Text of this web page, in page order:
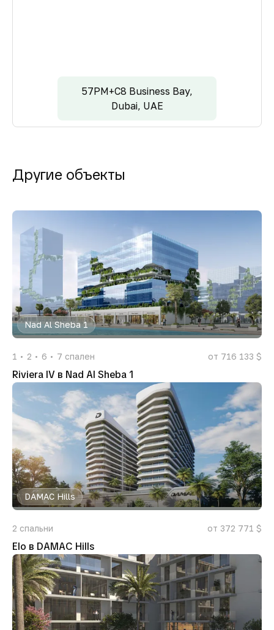
57PM+C8 Business Bay,
Dubai, UAE
Другие объекты
Nad Al Sheba 1
1 2 6 7 спален от 716 133 $
Riviera IV в Nad Al Sheba 1
DAMAC Hills
2 спальни от 372 771 $
Elo в DAMAC Hills